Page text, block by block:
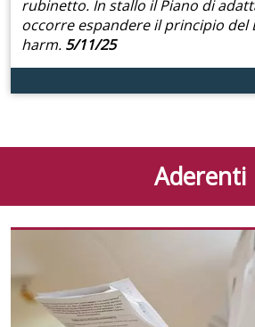
rubinetto. In stallo il Piano di
occorre espandere il principio del
harm. 5/11/25
Aderenti